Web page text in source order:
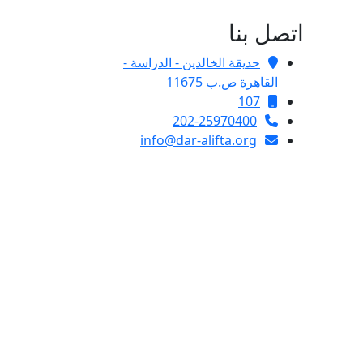
اتصل بنا
حديقة الخالدين - الدراسة -
القاهرة ص.ب 11675
107
202-25970400
info@dar-alifta.org